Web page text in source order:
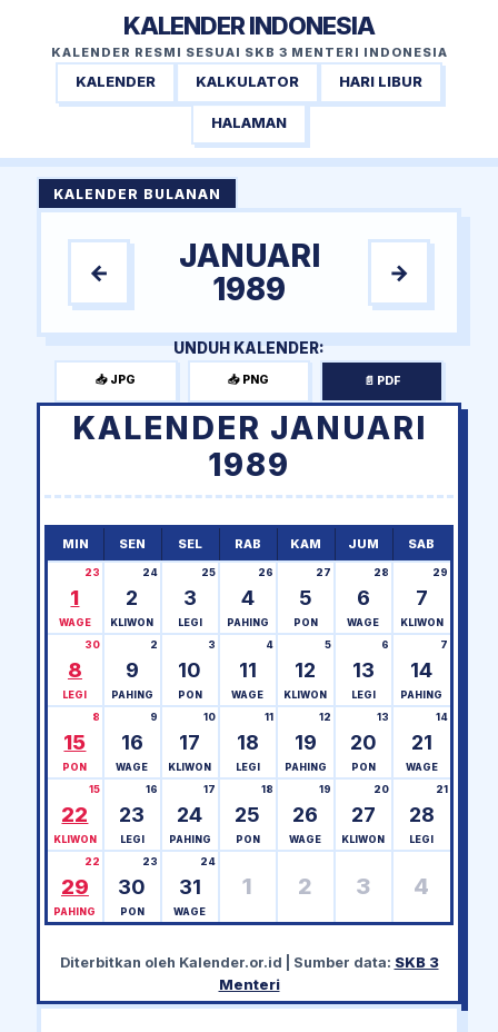
KALENDER INDONESIA
KALENDER RESMI SESUAI SKB 3 MENTERI INDONESIA
KALENDER KALKULATOR HARI LIBUR
HALAMAN
KALENDER BULANAN
←
JANUARI
1989
→
UNDUH KALENDER:
📥 JPG 📥 PNG 📄 PDF
KALENDER JANUARI
1989
MIN SEN SEL RAB KAM JUM SAB
1
23
WAGE
2
24
KLIWON
3
25
LEGI
4
26
PAHING
5
27
PON
6
28
WAGE
7
29
KLIWON
8
30
LEGI
9
2
PAHING
10
3
PON
11
4
WAGE
12
5
KLIWON
13
6
LEGI
14
7
PAHING
15
8
PON
16
9
WAGE
17
10
KLIWON
18
11
LEGI
19
12
PAHING
20
13
PON
21
14
WAGE
22
15
KLIWON
23
16
LEGI
24
17
PAHING
25
18
PON
26
19
WAGE
27
20
KLIWON
28
21
LEGI
29
22
PAHING
30
23
PON
31
24
WAGE
1 2 3 4
Diterbitkan oleh Kalender.or.id | Sumber data: SKB 3
Menteri